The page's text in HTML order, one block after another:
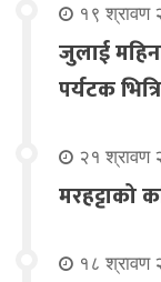
१९ श्रावण
जुलाई
पर्यटक
२१ श्रावण
मरहट्टाको
१८ श्रावण